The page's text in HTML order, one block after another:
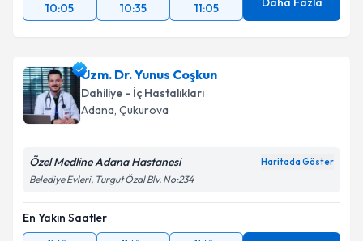
10:05 10:35 11:05
Uzm. Dr. Yunus Coşkun
Dahiliye - İç Hastalıkları
Adana, Çukurova
Özel Medline Adana Hastanesi Haritada Göster
Belediye Evleri, Turgut Özal Blv. No:234
En Yakın Saatler